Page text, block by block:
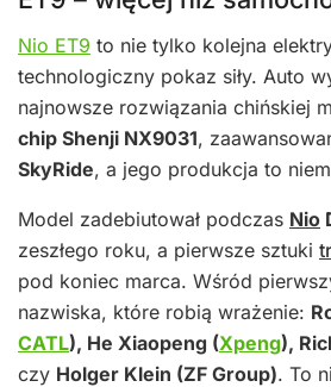
Nio ET9 to nie tylko kolejna
technologiczny pokaz siły. Auto
najnowsze rozwiązania chińskiej
chip Shenji NX9031,
SkyRide, a jego produkcja to
Model zadebiutował podczas Nio
zeszłego roku, a pierwsze sztuki
pod koniec marca. Wśród
nazwiska, które robią wrażenie:
CATL), He Xiaopeng (Xpeng),
czy Holger Klein (ZF Group). To